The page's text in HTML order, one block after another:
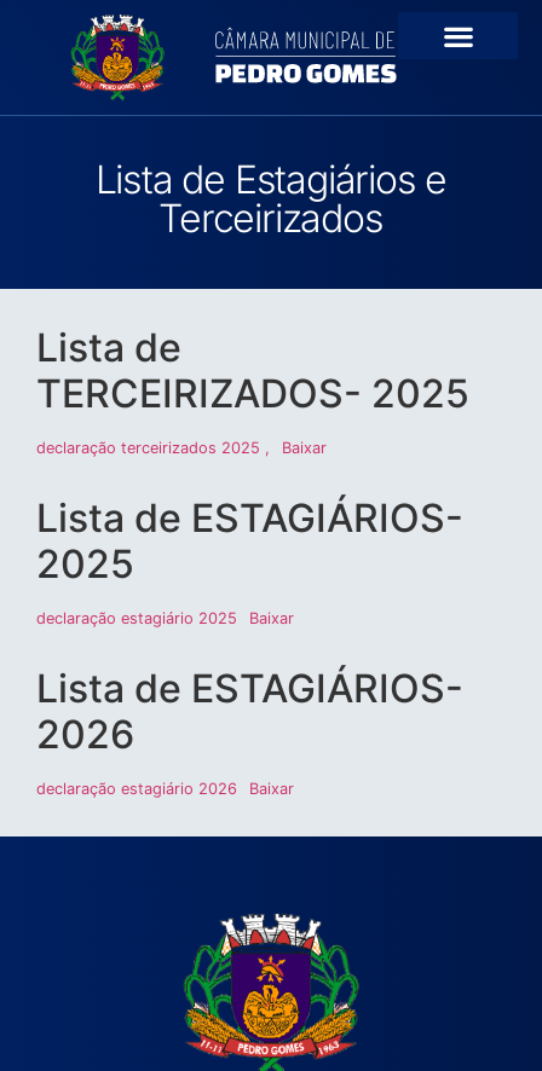
Lista de Estagiários e
Terceirizados
Lista de
TERCEIRIZADOS- 2025
declaração terceirizados 2025 , Baixar
Lista de ESTAGIÁRIOS-
2025
declaração estagiário 2025 Baixar
Lista de ESTAGIÁRIOS-
2026
declaração estagiário 2026 Baixar